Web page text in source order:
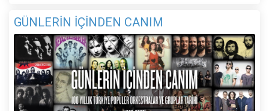
GÜNLERİN İÇİNDEN CANIM